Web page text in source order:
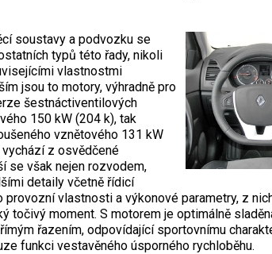
soustavy a podvozku se
typů této řady, nikoli
vlastnostmi
jsou to motory, výhradně pro
šestnáctiventilových
150 kW (204 k), tak
vznětového 131 kW
z osvědčené
se však nejen rozvodem,
detaily včetně řídicí
provozní vlastnosti a výkonové parametry, z
točivý moment. S motorem je optimálně
řazením, odpovídající sportovnímu
funkci vestavěného úsporného rychloběhu.